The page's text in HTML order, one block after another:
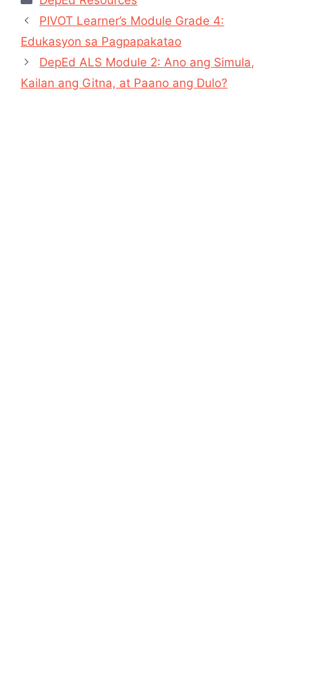
PIVOT Learner’s Module Grade 4:
Edukasyon sa Pagpapakatao
DepEd ALS Module 2: Ano ang Simula,
Kailan ang Gitna, at Paano ang Dulo?